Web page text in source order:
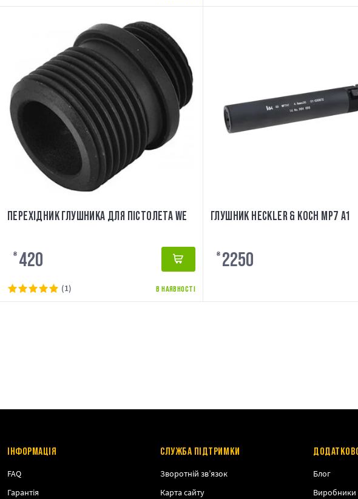
ПЕРЕХІДНИК ГЛУШНИКА ДЛЯ ПІСТОЛЕТА WE
₴ 420
В НАЯВНОСТІ
(1)
ГЛУШНИК HECKLER & KOCH MP7 A1
₴ 2250
ІНФОРМАЦІЯ
FAQ
Гарантія
СЛУЖБА ПІДТРИМКИ
Зворотній зв’язок
Карта сайту
Блог
Виробники